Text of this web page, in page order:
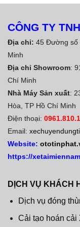
CÔNG TY
Địa chỉ: 45 Đường số
Minh
Địa chỉ Showroom:
Chí Minh
Nhà Máy Sản xuất:
Hòa, TP Hồ Chí Minh
Điện thoại:
Email:
Website:
https://
DỊCH VỤ KHÁCH
Dịch vụ đóng
Cải tạo hoán cải